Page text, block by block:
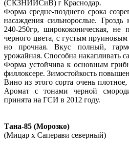
(СКЗНИИСиВ) г Краснодар.
Форма средне-позднего срока
насаждения сильнорослые. Гроздь
240-250гр, ширококоническая, не
черного цвета, с густым
но прочная. Вкус полный,
урожайная. Способна накапливать
Форма устойчива к основным
филлоксере. Зимостойкость
Вино из этого сорта очень
Аромат с тонами черной
принята на ГСИ в 2012 году.
Тана-85 (Морозко)
(Мицар х Саперави северный)